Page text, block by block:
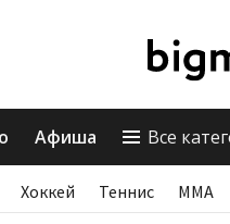
Афиша Все
Хоккей Теннис ММА